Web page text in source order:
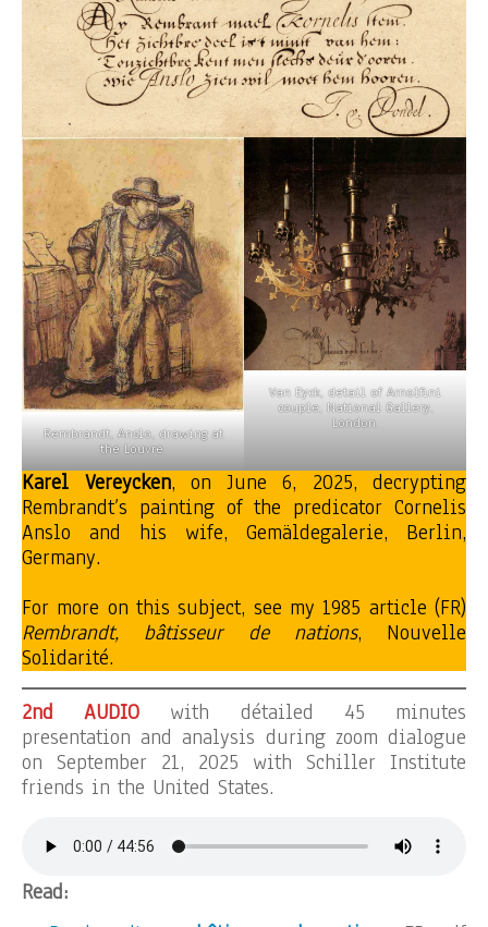
Rembrandt, Anslo, drawing at
the Louvre.
Van Eyck, detail of Arnolfini
couple, National Gallery,
London.
Karel Vereycken, on June 6, 2025, decrypting
Rembrandt’s painting of the predicator Cornelis
Anslo and his wife, Gemäldegalerie, Berlin,
Germany.
For more on this subject, see my 1985 article (FR)
Rembrandt, bâtisseur de nations, Nouvelle
Solidarité.
2nd AUDIO with détailed 45 minutes
presentation and analysis during zoom dialogue
on September 21, 2025 with Schiller Institute
friends in the United States.
Read: